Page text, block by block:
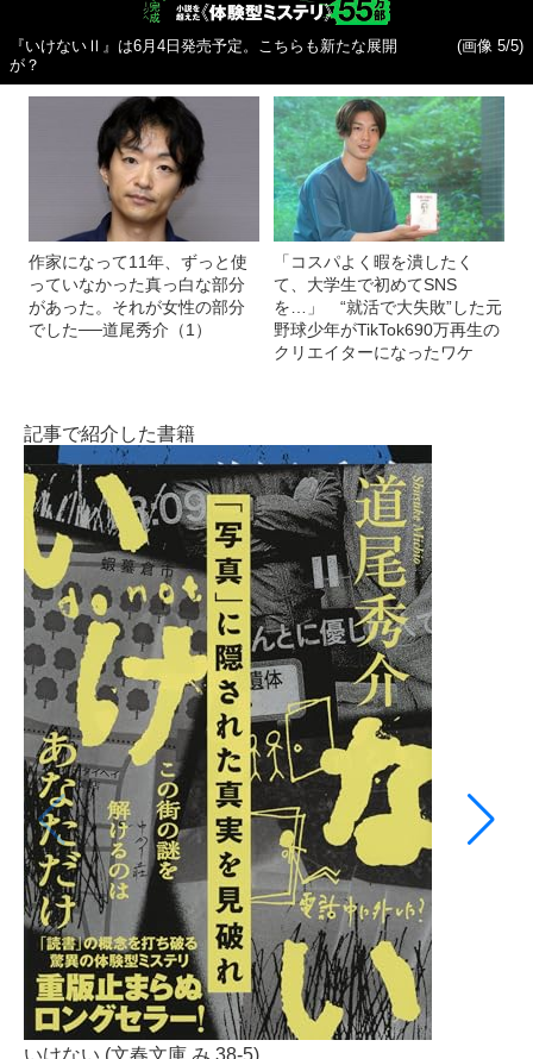
『いけないⅡ』は6月4日発売予定。こちらも新たな展開
が？
(画像 5/5)
作家になって11年、ずっと使
っていなかった真っ白な部分
があった。それが女性の部分
でした──道尾秀介（1）
「コスパよく暇を潰したく
て、大学生で初めてSNS
を…」 “就活で大失敗”した元
野球少年がTikTok690万再生の
クリエイターになったワケ
記事で紹介した書籍
いけない (文春文庫 み 38-5)